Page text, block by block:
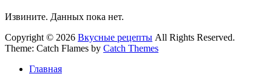
Извините. Данных пока нет.
Copyright © 2026 Вкусные рецепты All Rights Reserved.
Theme: Catch Flames by Catch Themes
Главная